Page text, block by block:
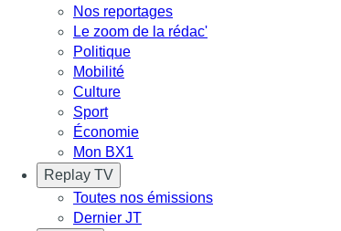
Nos reportages
Le zoom de la rédac'
Politique
Mobilité
Culture
Sport
Économie
Mon BX1
Replay TV
Toutes nos émissions
Dernier JT